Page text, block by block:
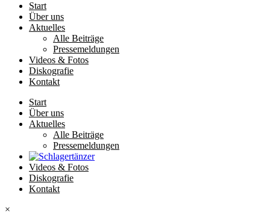
Start
Über uns
Aktuelles
Alle Beiträge
Pressemeldungen
Videos & Fotos
Diskografie
Kontakt
Start
Über uns
Aktuelles
Alle Beiträge
Pressemeldungen
Videos & Fotos
Diskografie
Kontakt
×